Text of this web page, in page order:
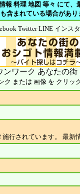
理 地図 等々 にて、最
含まれている場合があり
Twitter LINE インス
ンワーク あなたの街
ク または 画像 を クリッ
行されています。 最新